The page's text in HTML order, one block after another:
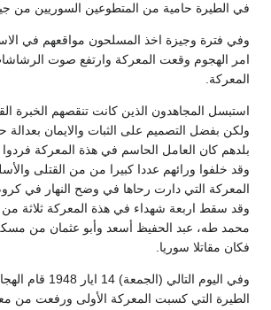
في الطيرة حامية من المتطوعين السوريين من
وفي فترة وجيزة اخذ المسلحون مواقعهم في
امر الهجوم وقعت المعركة وارتفع صوت
المعركة.
استبسل المجاهدون الذين كانت تنقصهم الخبرة
ولكن بفضل التصميم على الثبات والايمان
بلدهم كان العامل الحاسم في هذة المعركة فردوا
وقد خلفوا ورائهم عددا كبيرا من من القتلى
المعركة التي دارت رحاها في وضح النهار في
وقد سقط اربعة شهداء في هذة المعركة ثلاثة
محمد طه، عبد الحفيظ أسعد وأبو عثمان من مسكة
فكان مقاتلا سوريا.
وفي اليوم التالي
الطيرة التي كسبت المعركة الأولى ورفعت من